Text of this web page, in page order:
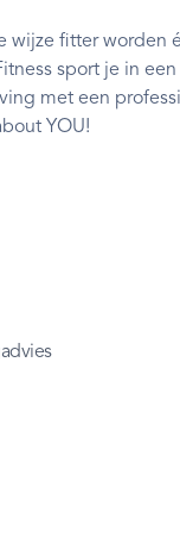
wijze fitter worden
sport je in
met een
YOU!